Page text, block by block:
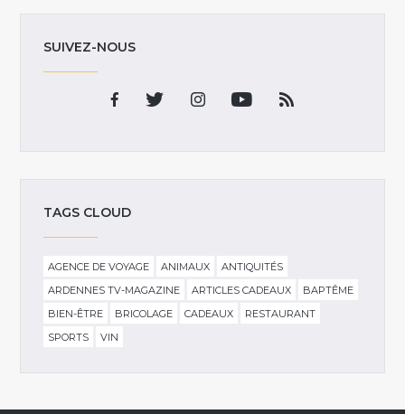
SUIVEZ-NOUS
TAGS CLOUD
AGENCE DE VOYAGE ANIMAUX
ANTIQUITÉS
ARDENNES TV-MAGAZINE
ARTICLES CADEAUX
BAPTÊME
BIEN-ÊTRE
BRICOLAGE CADEAUX
RESTAURANT
SPORTS
VIN